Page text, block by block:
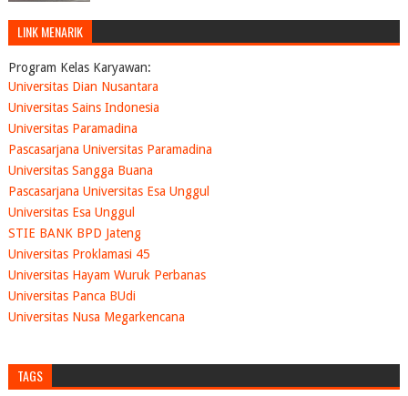
LINK MENARIK
Program Kelas Karyawan:
Universitas Dian Nusantara
Universitas Sains Indonesia
Universitas Paramadina
Pascasarjana Universitas Paramadina
Universitas Sangga Buana
Pascasarjana Universitas Esa Unggul
Universitas Esa Unggul
STIE BANK BPD Jateng
Universitas Proklamasi 45
Universitas Hayam Wuruk Perbanas
Universitas Panca BUdi
Universitas Nusa Megarkencana
TAGS